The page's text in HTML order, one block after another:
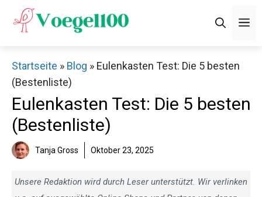
Inhalt
Startseite » Blog » Eulenkasten Test: Die 5 besten
(Bestenliste)
Eulenkasten Test: Die 5 besten
(Bestenliste)
Tanja Gross Oktober 23, 2025
Unsere Redaktion wird durch Leser unterstützt. Wir verlinken